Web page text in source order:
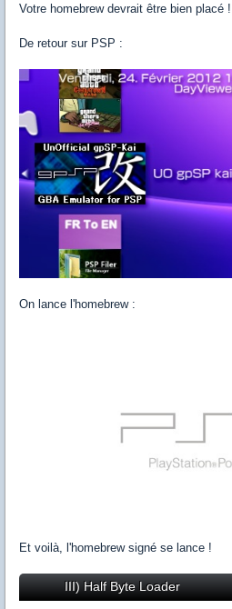
Votre homebrew devrait être bien placé !
De retour sur PSP :
On lance l'homebrew :
Et voilà, l'homebrew signé se lance !
III) Half Byte Loader